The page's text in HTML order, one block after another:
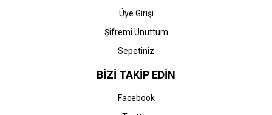
Üye Girişi
Şifremi Unuttum
Sepetiniz
BİZİ TAKİP EDİN
Facebook